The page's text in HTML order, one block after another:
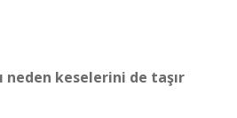
neden keselerini de taşır